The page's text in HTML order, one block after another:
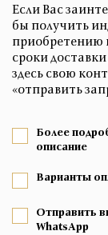
Если Вас
бы получить
приобретению
сроки
здесь свою
«отправить
Более
описание
Варианты
Отправить
WhatsApp